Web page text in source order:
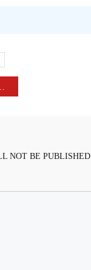
NOT BE PUBLISHED.